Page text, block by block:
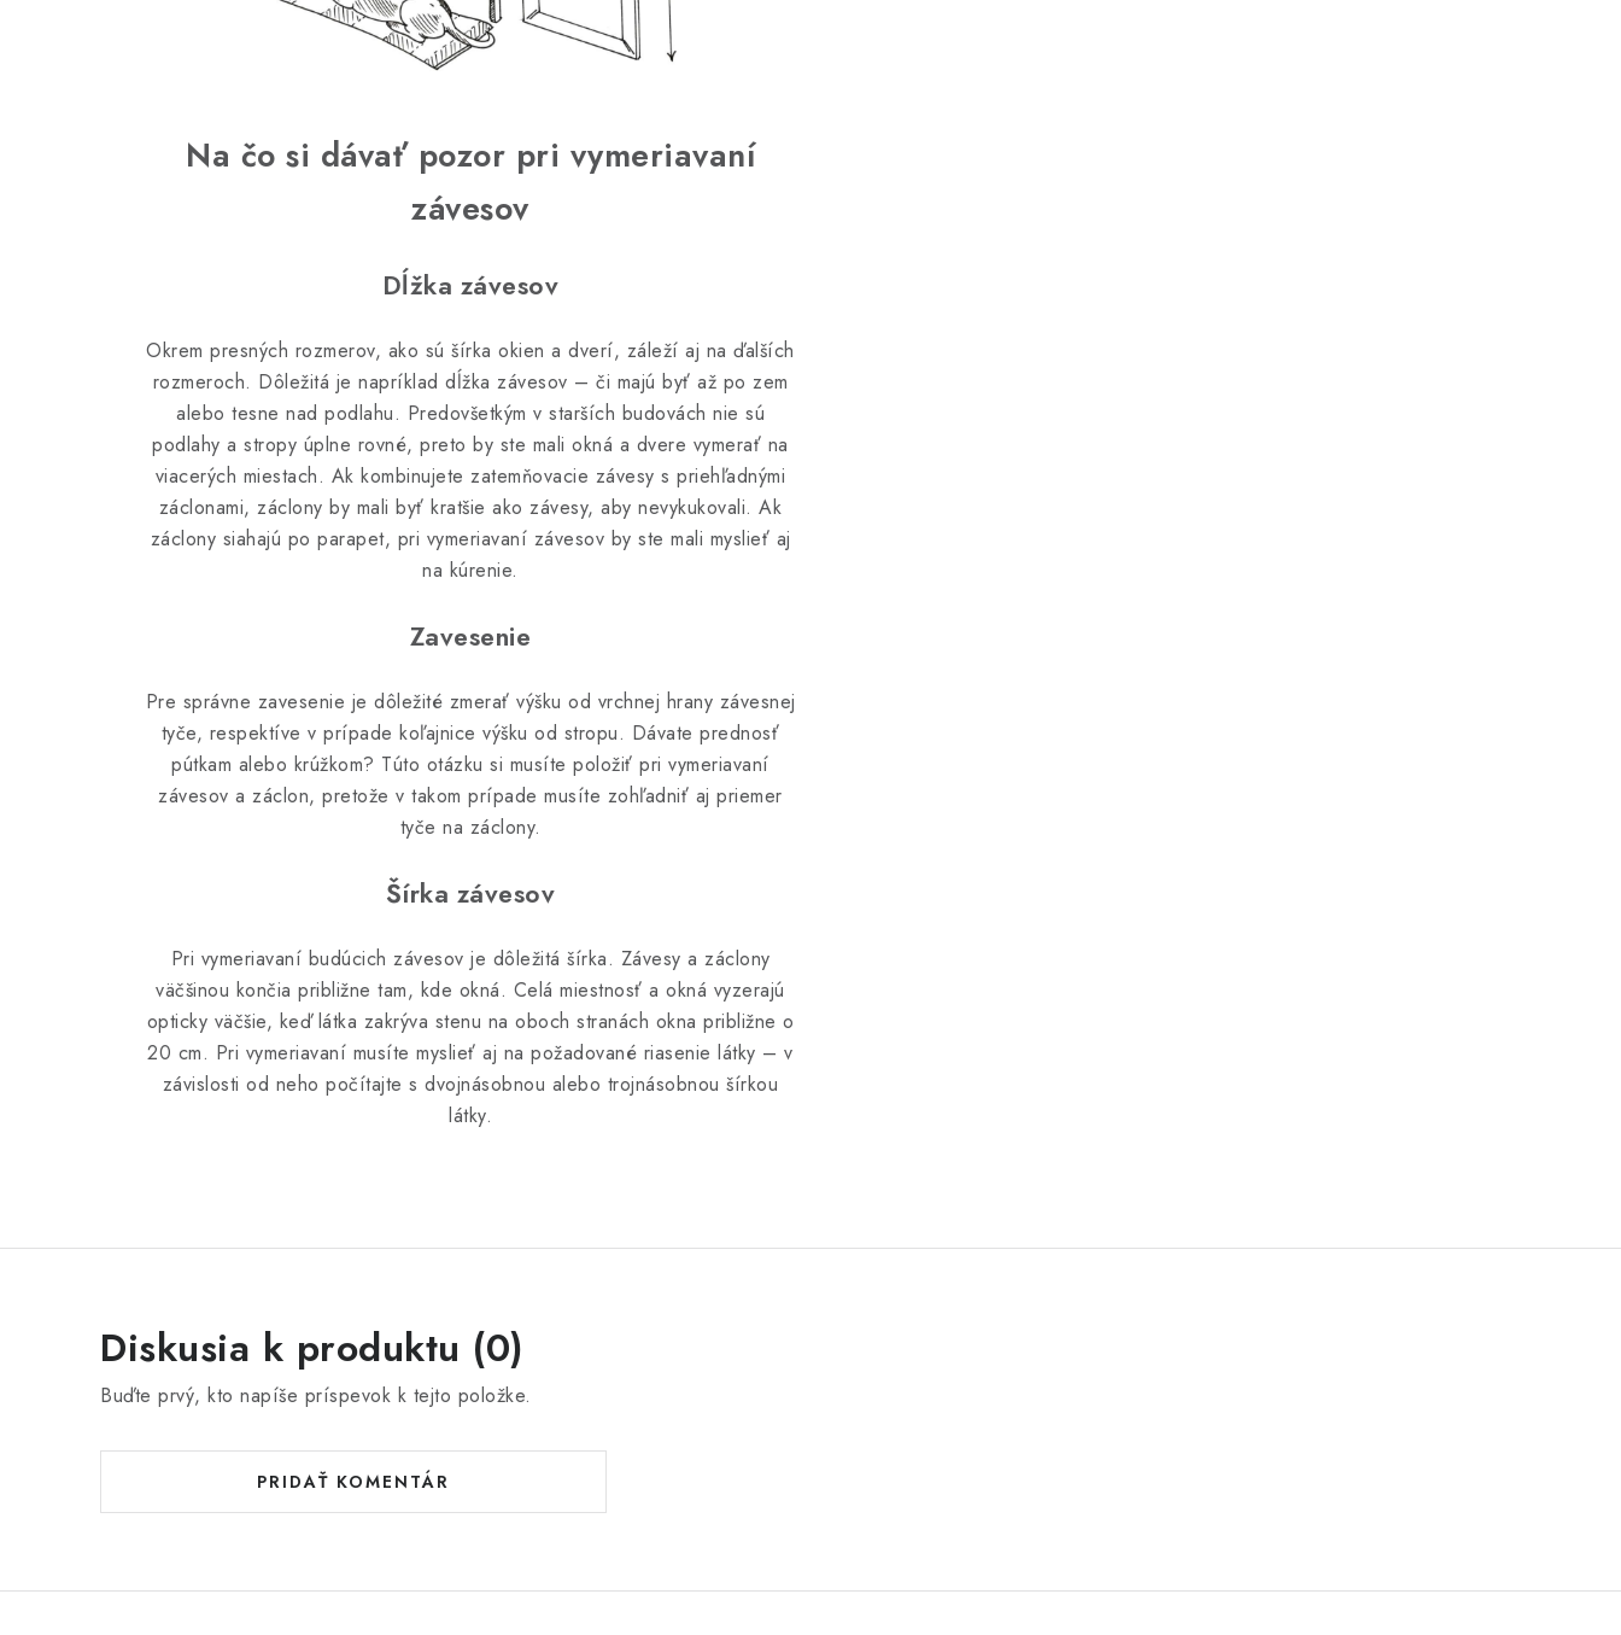
Na čo si dávať pozor pri vymeriavaní
závesov
Dĺžka závesov
Okrem presných rozmerov, ako sú šírka okien a dverí, záleží aj na ďalších
rozmeroch. Dôležitá je napríklad dĺžka závesov – či majú byť až po zem
alebo tesne nad podlahu. Predovšetkým v starších budovách nie sú
podlahy a stropy úplne rovné, preto by ste mali okná a dvere vymerať na
viacerých miestach. Ak kombinujete zatemňovacie závesy s priehľadnými
záclonami, záclony by mali byť kratšie ako závesy, aby nevykukovali. Ak
záclony siahajú po parapet, pri vymeriavaní závesov by ste mali myslieť aj
na kúrenie.
Zavesenie
Pre správne zavesenie je dôležité zmerať výšku od vrchnej hrany závesnej
tyče, respektíve v prípade koľajnice výšku od stropu. Dávate prednosť
pútkam alebo krúžkom? Túto otázku si musíte položiť pri vymeriavaní
závesov a záclon, pretože v takom prípade musíte zohľadniť aj priemer
tyče na záclony.
Šírka závesov
Pri vymeriavaní budúcich závesov je dôležitá šírka. Závesy a záclony
väčšinou končia približne tam, kde okná. Celá miestnosť a okná vyzerajú
opticky väčšie, keď látka zakrýva stenu na oboch stranách okna približne o
20 cm. Pri vymeriavaní musíte myslieť aj na požadované riasenie látky – v
závislosti od neho počítajte s dvojnásobnou alebo trojnásobnou šírkou
látky.
Diskusia k produktu (0)
Buďte prvý, kto napíše príspevok k tejto položke.
PRIDAŤ KOMENTÁR